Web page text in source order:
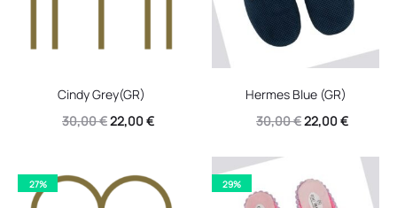
Cindy Grey(GR)
30,00€Original
was:
30,00 €.
22,00€Η
είναι:
Hermes Blue (GR)
30,00€Original
30,00 €.
22,00€Η
τιμή
είναι:
27% 29%